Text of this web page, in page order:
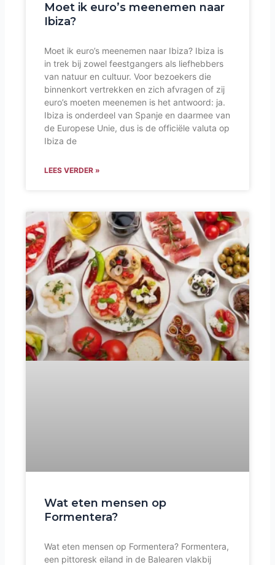
Moet ik euro’s meenemen naar
Ibiza?
Moet ik euro’s meenemen naar Ibiza? Ibiza is
in trek bij zowel feestgangers als liefhebbers
van natuur en cultuur. Voor bezoekers die
binnenkort vertrekken en zich afvragen of zij
euro’s moeten meenemen is het antwoord: ja.
Ibiza is onderdeel van Spanje en daarmee van
de Europese Unie, dus is de officiële valuta op
Ibiza de
LEES VERDER »
Wat eten mensen op
Formentera?
Wat eten mensen op Formentera? Formentera,
een pittoresk eiland in de Balearen vlakbij